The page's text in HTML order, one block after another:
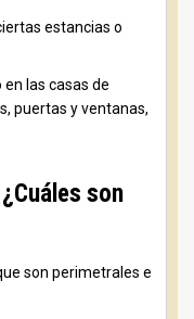
estancias o
las casas de
puertas y ventanas,
¿Cuáles son
son perimetrales e